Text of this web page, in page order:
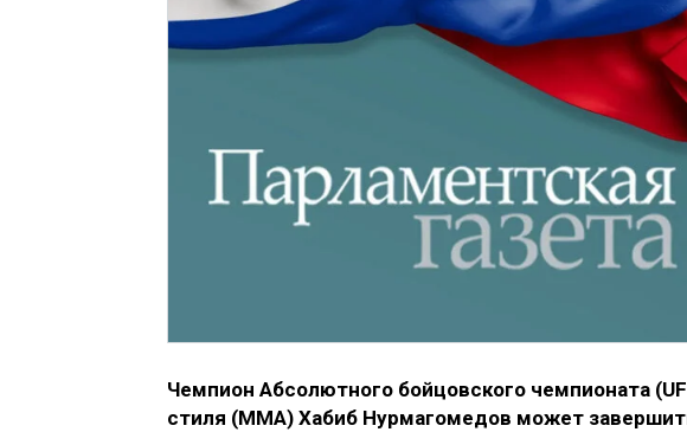
Чемпион Абсолютного бойцовского чемпионата
стиля (MMA) Хабиб Нурмагомедов может